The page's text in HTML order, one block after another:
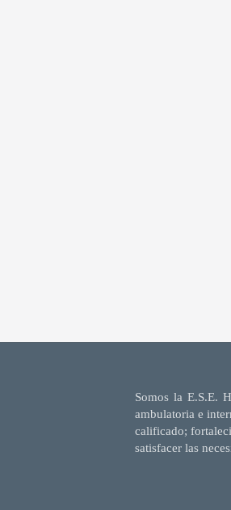
Somos la E.S.E.
ambulatoria e
calificado;
satisfacer las